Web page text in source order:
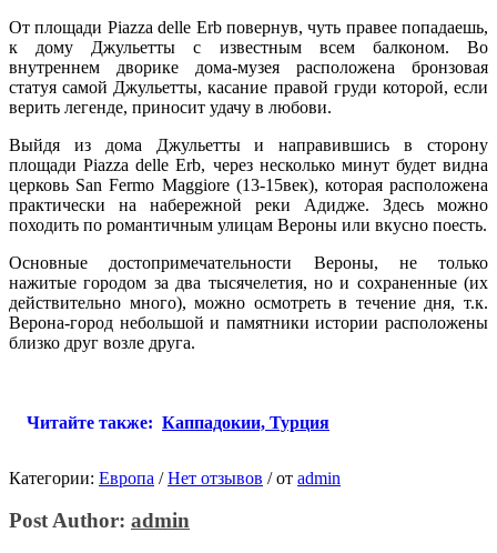
От площади Piazza delle Erb повернув, чуть правее попадаешь,
к дому Джульетты с известным всем балконом. Во
внутреннем дворике дома-музея расположена бронзовая
статуя самой Джульетты, касание правой груди которой, если
верить легенде, приносит удачу в любови.
Выйдя из дома Джульетты и направившись в сторону
площади Piazza delle Erb, через несколько минут будет видна
церковь San Fermo Maggiore (13-15век), которая расположена
практически на набережной реки Адидже. Здесь можно
походить по романтичным улицам Вероны или вкусно поесть.
Основные достопримечательности Вероны, не только
нажитые городом за два тысячелетия, но и сохраненные (их
действительно много), можно осмотреть в течение дня, т.к.
Верона-город небольшой и памятники истории расположены
близко друг возле друга.
Читайте также: Каппадокии, Турция
Категории: Европа / Нет отзывов /от admin
Post Author: admin